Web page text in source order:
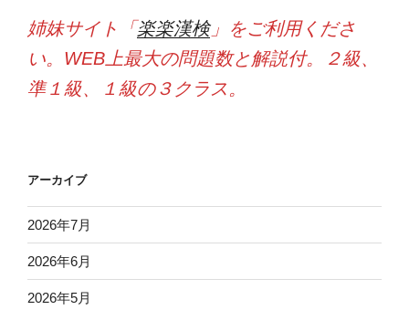
姉妹サイト「楽楽漢検」をご利用くださ
い。WEB上最大の問題数と解説付。２級、
準１級、１級の３クラス。
アーカイブ
2026年7月
2026年6月
2026年5月